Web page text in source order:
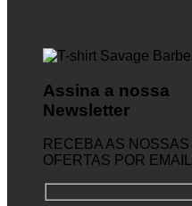
Assina a nossa
Newsletter
RECEBA AS NOSSAS
OFERTAS POR EMAIL